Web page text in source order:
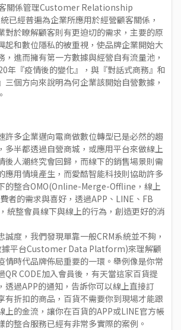
關係管理Customer Relationship
已經普遍為企業所應用於經營顧客關係，
對於瞭解顧客則有更迫切的需求，主要的原
起和數位隱私的被重視，使品牌企業開始大
，進而擁有第一方數據與經營自有流量池，
年『疫情後的變化』，與『對話式商務』和
三個方向來說明為何企業該開始自營數據，
許多企業邁向電商做數位轉型已是必然的趨
多半都透過自營商城，或應用平台來做線上
後人潮終究會回歸，而線下的銷售場景則需
應用情境產生，而愛酷智能科技則協助許多
的整合OMO(Online-Merge-Offline，線上
者的需求與喜好，透過APP、LINE、FB
統整會員線下與線上的行為，創造更好的消
誠度，我們發現單靠一般CRM系統並不夠，
據平台Customer Data Platform)來理解顧
情時代品牌佈局重要的一環。舉例像是你常
QR CODE加入會員後，有天當這家百貨提
透過APP的通知，告訴你可以線上直接訂
有折扣的商品，百貨不需要你到現場才能跟
上的金流，讓你在百貨的APP或LINE官方帳
的整合服務已經有非常多實際的案例。